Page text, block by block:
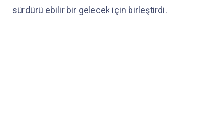
sürdürülebilir bir gelecek için birleştirdi.